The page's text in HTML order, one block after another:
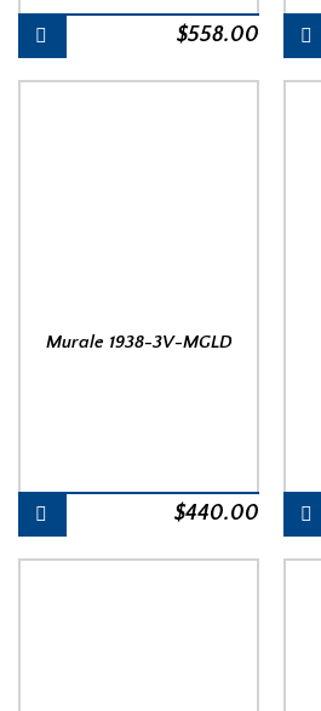
$558.00
Murale 1938-3V-MGLD
$440.00